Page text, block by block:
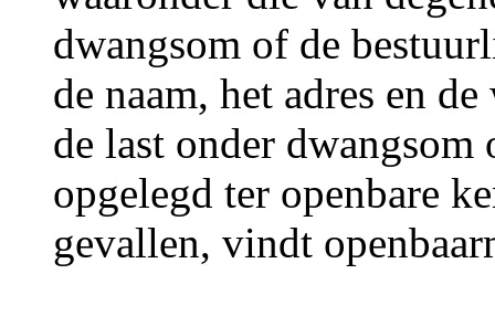
dwangsom of de
de naam, het adres en
de last onder
opgelegd ter openbare
gevallen, vindt